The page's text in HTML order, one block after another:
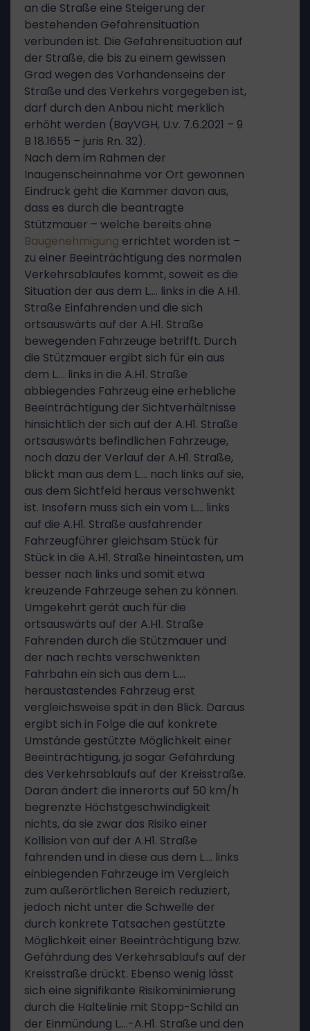
an die Straße eine Steigerung der
bestehenden Gefahrensituation
verbunden ist. Die Gefahrensituation auf
der Straße, die bis zu einem gewissen
Grad wegen des Vorhandenseins der
Straße und des Verkehrs vorgegeben ist,
darf durch den Anbau nicht merklich
erhöht werden (BayVGH, U.v. 7.6.2021 – 9
B 18.1655 – juris Rn. 32).
Nach dem im Rahmen der
Inaugenscheinnahme vor Ort gewonnen
Eindruck geht die Kammer davon aus,
dass es durch die beantragte
Stützmauer – welche bereits ohne
Baugenehmigung errichtet worden ist –
zu einer Beeinträchtigung des normalen
Verkehrsablaufes kommt, soweit es die
Situation der aus dem L.… links in die A.H1.
Straße Einfahrenden und die sich
ortsauswärts auf der A.H1. Straße
bewegenden Fahrzeuge betrifft. Durch
die Stützmauer ergibt sich für ein aus
dem L.… links in die A.H1. Straße
abbiegendes Fahrzeug eine erhebliche
Beeinträchtigung der Sichtverhältnisse
hinsichtlich der sich auf der A.H1. Straße
ortsauswärts befindlichen Fahrzeuge,
noch dazu der Verlauf der A.H1. Straße,
blickt man aus dem L.… nach links auf sie,
aus dem Sichtfeld heraus verschwenkt
ist. Insofern muss sich ein vom L.… links
auf die A.H1. Straße ausfahrender
Fahrzeugführer gleichsam Stück für
Stück in die A.H1. Straße hineintasten, um
besser nach links und somit etwa
kreuzende Fahrzeuge sehen zu können.
Umgekehrt gerät auch für die
ortsauswärts auf der A.H1. Straße
Fahrenden durch die Stützmauer und
der nach rechts verschwenkten
Fahrbahn ein sich aus dem L.…
heraustastendes Fahrzeug erst
vergleichsweise spät in den Blick. Daraus
ergibt sich in Folge die auf konkrete
Umstände gestützte Möglichkeit einer
Beeinträchtigung, ja sogar Gefährdung
des Verkehrsablaufs auf der Kreisstraße.
Daran ändert die innerorts auf 50 km/h
begrenzte Höchstgeschwindigkeit
nichts, da sie zwar das Risiko einer
Kollision von auf der A.H1. Straße
fahrenden und in diese aus dem L.… links
einbiegenden Fahrzeuge im Vergleich
zum außerörtlichen Bereich reduziert,
jedoch nicht unter die Schwelle der
durch konkrete Tatsachen gestützte
Möglichkeit einer Beeinträchtigung bzw.
Gefährdung des Verkehrsablaufs auf der
Kreisstraße drückt. Ebenso wenig lässt
sich eine signifikante Risikominimierung
durch die Haltelinie mit Stopp-Schild an
der Einmündung L.…-A.H1. Straße und den